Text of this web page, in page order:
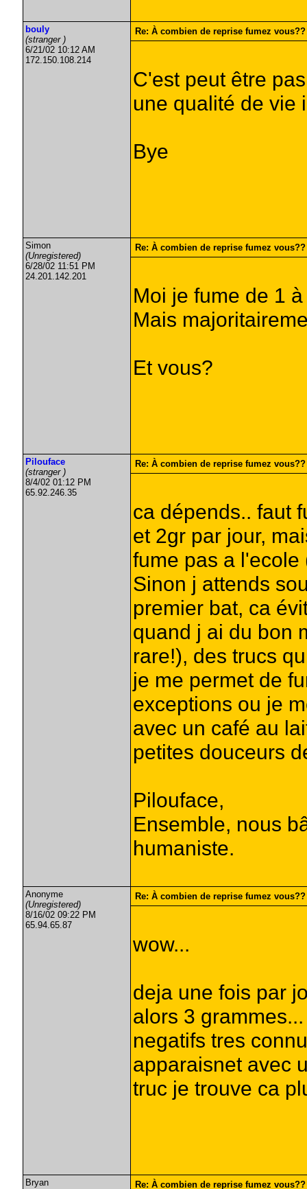
bouly
(stranger )
6/21/02 10:12 AM
172.150.108.214
Re: À combien de reprise fumez vous??
C'est peut être
une qualité de vie
Bye
Simon
(Unregistered)
6/28/02 11:51 PM
24.201.142.201
Re: À combien de reprise fumez vous??
Moi je fume de 1
Mais
Et vous?
Pilouface
(stranger )
8/4/02 01:12 PM
65.92.246.35
Re: À combien de reprise fumez vous??
ca dépends.. faut
et 2gr par jour,
fume pas a
Sinon j attends
premier bat, ca
quand j ai du bon
rare!), des trucs
je me permet de
exceptions ou je
avec un café au
petites douceurs
Pilouface,
Ensemble, nous
humaniste.
Anonyme
(Unregistered)
8/16/02 09:22 PM
65.94.65.87
Re: À combien de reprise fumez vous??
wow...
deja une fois par
alors 3
negatifs tres
apparaisnet avec
truc je trouve ca
Bryan
Re: À combien de reprise fumez vous??